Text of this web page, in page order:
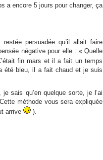
a encore 5 jours pour changer, ça
persuadée qu’il allait faire
négative pour elle : « Quelle
fin mars et il a fait un temps
été bleu, il a fait chaud et je suis
sais qu’en quelque sorte, je l’ai
méthode vous sera expliquée
arrive
).